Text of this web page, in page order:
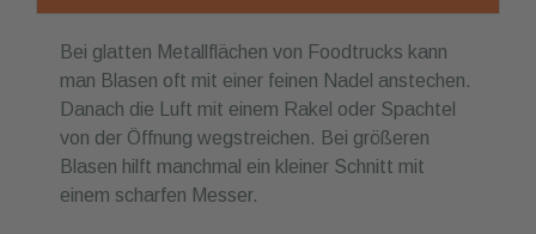
Bei glatten Metallflächen von Foodtrucks kann
man Blasen oft mit einer feinen Nadel anstechen.
Danach die Luft mit einem Rakel oder Spachtel
von der Öffnung wegstreichen. Bei größeren
Blasen hilft manchmal ein kleiner Schnitt mit
einem scharfen Messer.